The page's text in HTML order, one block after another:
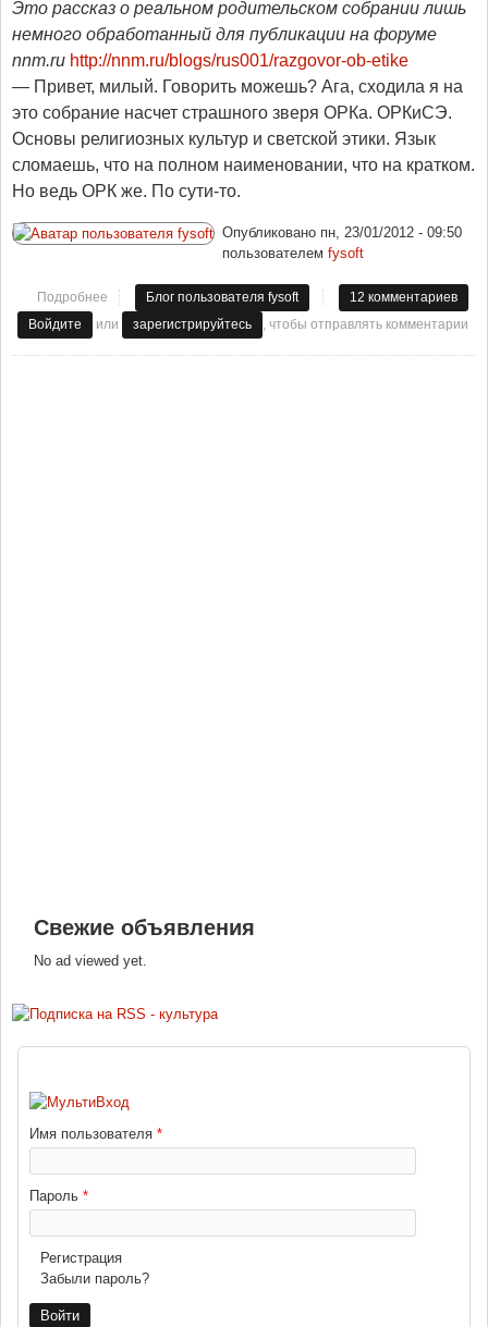
Это рассказ о реальном родительском собрании лишь
немного обработанный для публикации на форуме
nnm.ru http://nnm.ru/blogs/rus001/razgovor-ob-etike
— Привет, милый. Говорить можешь? Ага, сходила я на
это собрание насчет страшного зверя ОРКа. ОРКиСЭ.
Основы религиозных культур и светской этики. Язык
сломаешь, что на полном наименовании, что на кратком.
Но ведь ОРК же. По сути-то.
Опубликовано пн, 23/01/2012 - 09:50
пользователем fysoft
Подробнее о Икона Владимира Путина замироточила перед выборами
или ОРКи атакуют
Блог пользователя fysoft
12 комментариев
Войдите
или зарегистрируйтесь , чтобы отправлять комментарии
Свежие объявления
No ad viewed yet.
Имя пользователя *
Пароль *
Регистрация
Забыли пароль?